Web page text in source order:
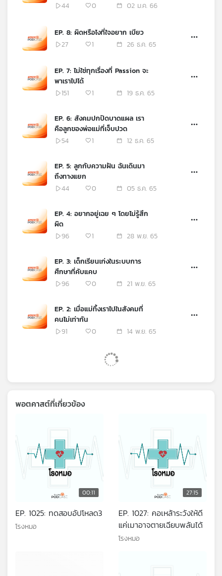
44
0 02 ม.ค. 66
EP. 8: ผิดหรือไงที่ใจอยาก เบียว
27
1 26 ธ.ค. 65
EP. 7: ไม่ใช่ทุกเรื่องที่ Passion จะ
พาเราไปได้
151
1 19 ธ.ค. 65
EP. 6: สังคมปกปิดบาดแผล เรา
คือลูกของพ่อแม่ที่เจ็บปวด
54
1 12 ธ.ค. 65
EP. 5: ลูกกับความฝัน ฉันเดินมา
ถึงทางแยก
44
0 05 ธ.ค. 65
EP. 4: อยากอยู่เฉย ๆ โดยไม่รู้สึก
ผิด
96
1 28 พ.ย. 65
EP. 3: เด็กเรียนเก่งในระบบการ
ศึกษาที่คับแคบ
96
0 21 พ.ย. 65
EP. 2: เมื่อแม่ทิ้งเราไปในสังคมที่
คนไม่เท่ากัน
91
0 14 พ.ย. 65
พอตคาสต์ที่เกี่ยวข้อง
00:11
EP. 1025: ทดสอบอัปโหลด3
โรงหมอ
27:15
EP. 1027: คอเหล้าระวังให้ดี
แค่เมาอาจตายเฉียบพลันได้
โรงหมอ